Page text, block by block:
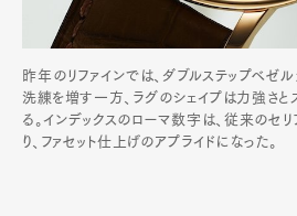
昨年のリファインでは、ダブルステップベゼ
洗練を増す一方、ラグのシェイプは力強さと
る。インデックスのローマ数字は、従来のセ
り、ファセット仕上げのアプライドになった。